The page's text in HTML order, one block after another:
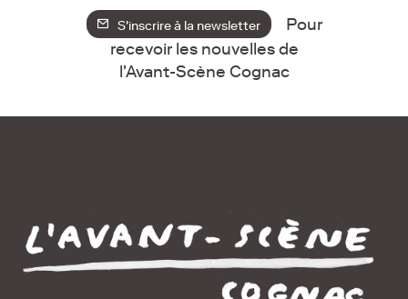
S'inscrire à la newsletter
Pour
recevoir les nouvelles de
l'Avant-Scène Cognac